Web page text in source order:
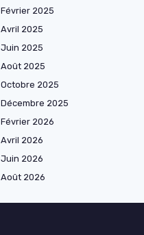
Février 2025
Avril 2025
Juin 2025
Août 2025
Octobre 2025
Décembre 2025
Février 2026
Avril 2026
Juin 2026
Août 2026